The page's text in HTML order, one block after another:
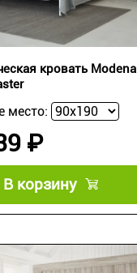
кровать Modena
место:
₽
В корзину